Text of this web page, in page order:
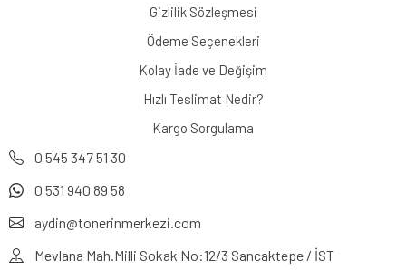
Gizlilik Sözleşmesi
Ödeme Seçenekleri
Kolay İade ve Değişim
Hızlı Teslimat Nedir?
Kargo Sorgulama
0 545 347 51 30
0 531 940 89 58
aydin@tonerinmerkezi.com
Mevlana Mah.Milli Sokak No:12/3 Sancaktepe / İST